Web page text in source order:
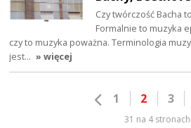
Czy twórczość Bacha
Formalnie to muzyka
czy to muzyka poważna. Terminologia
jest… » więcej
1 2 3
31 na 4 stronach